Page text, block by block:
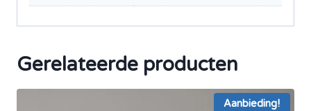
Gerelateerde producten
Aanbieding!